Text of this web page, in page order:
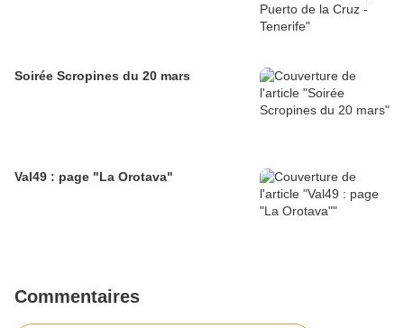
Soirée Scropines du 20 mars
Val49 : page "La Orotava"
Commentaires